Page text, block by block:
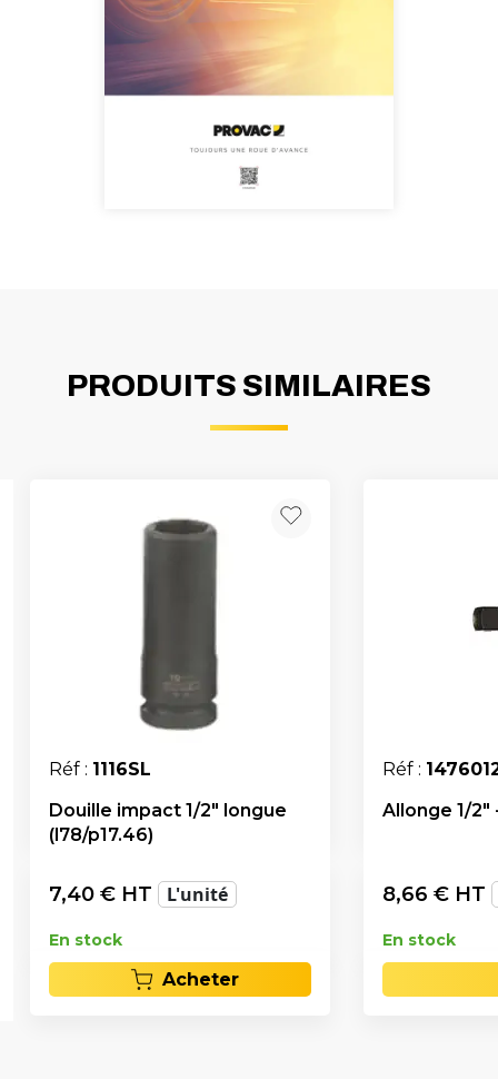
PRODUITS SIMILAIRES
Réf : 1116SL
Douille impact 1/2" longue
(l78/p17.46)
7,40 € HT L'unité
En stock
Acheter
Réf :
Allonge 1/2"
8,66 € HT
En stock